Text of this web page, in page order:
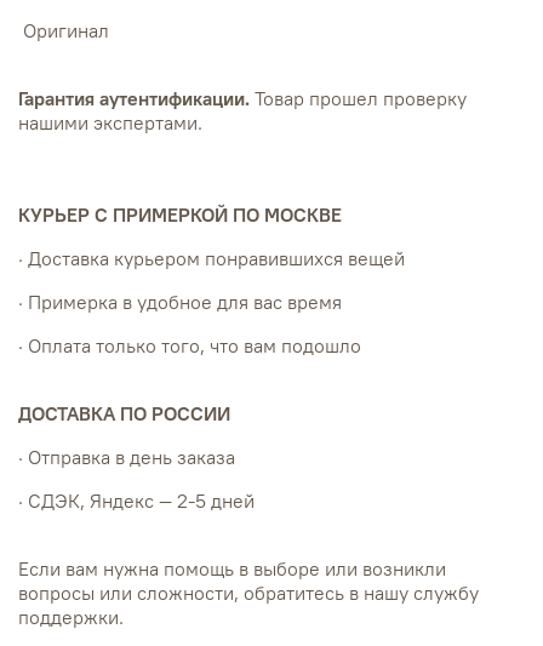
Оригинал
Гарантия аутентификации. Товар прошел проверку
нашими экспертами.
КУРЬЕР С ПРИМЕРКОЙ ПО МОСКВЕ
· Доставка курьером понравившихся вещей
· Примерка в удобное для вас время
· Оплата только того, что вам подошло
ДОСТАВКА ПО РОССИИ
· Отправка в день заказа
· СДЭК, Яндекс — 2-5 дней
Если вам нужна помощь в выборе или возникли
вопросы или сложности, обратитесь в нашу службу
поддержки.